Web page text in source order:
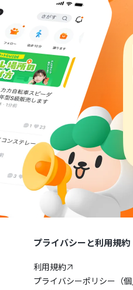
プライバシーと利用規約
利用規約
プライバシーポリシー（個